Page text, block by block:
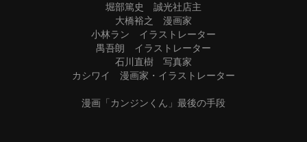
堀部篤史 誠光社店主
大橋裕之 漫画家
小林ラン イラストレーター
禺吾朗 イラストレーター
石川直樹 写真家
カシワイ 漫画家・イラストレーター
漫画「カンジンくん」最後の手段